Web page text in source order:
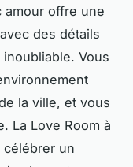
amour offre une
des détails
Vous
la ville, et vous
La Love Room à
un